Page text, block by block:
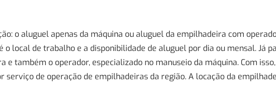
o aluguel apenas da máquina ou aluguel da empilhadeira com
local de trabalho e a disponibilidade de aluguel por dia ou mensal. Já
também o operador, especializado no manuseio da máquina. Com
de operação de empilhadeiras da região. A locação da